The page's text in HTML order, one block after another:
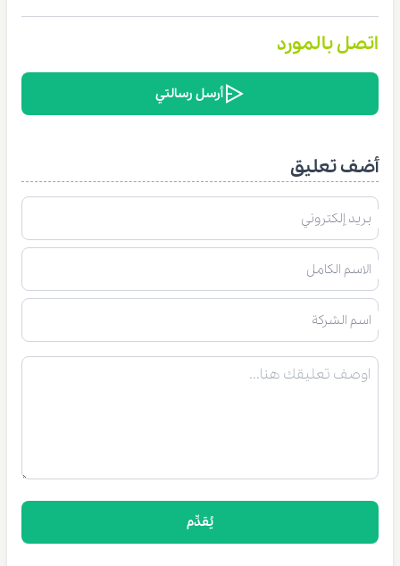
اتصل بالمورد
أرسل رسالتي
أضف تعليق
بريد إلكتروني
الاسم الكامل
اسم الشركة
يُقدِّم